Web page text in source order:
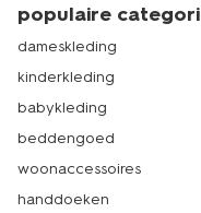
populaire
dameskleding
kinderkleding
babykleding
beddengoed
woonaccessoires
handdoeken